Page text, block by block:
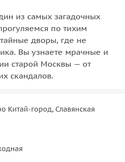
из самых загадочных
по тихим
дворы, где не
Вы узнаете мрачные и
старой Москвы — от
скандалов.
Китай-город, Славянская